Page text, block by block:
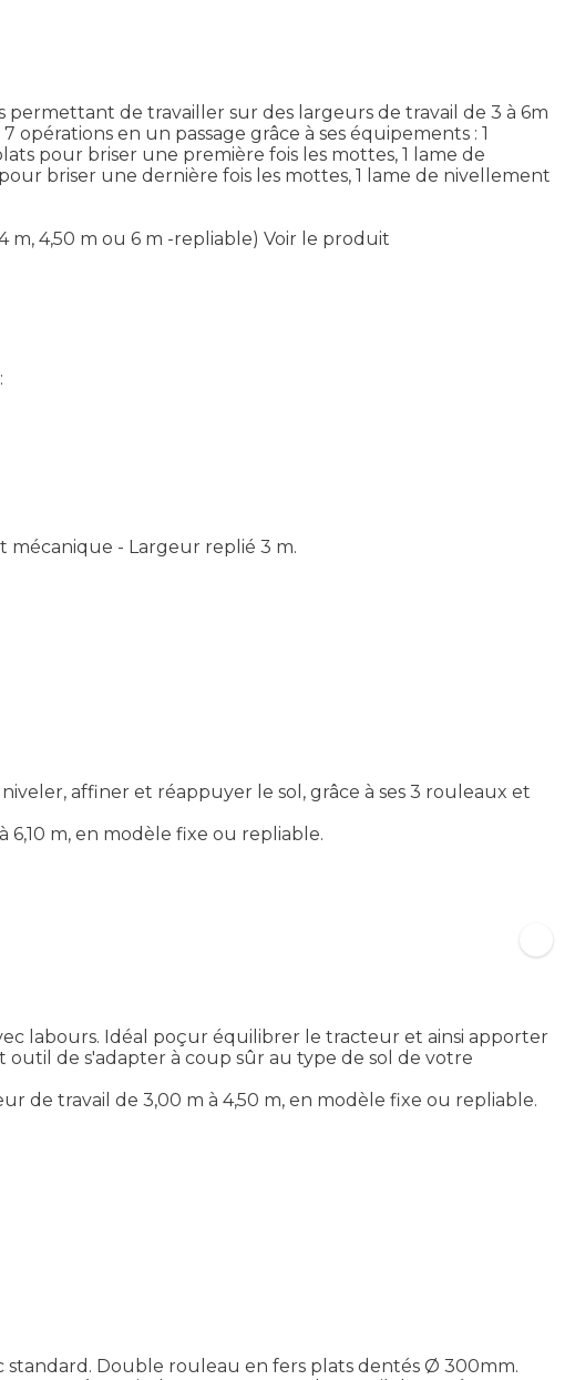
de travailler sur des largeurs de travail de 3 à 6m
en un passage grâce à ses équipements : 1
pour briser une première fois les mottes, 1 lame de
briser une dernière fois les mottes, 1 lame de nivellement
m, 4,50 m ou 6 m -repliable) Voir le produit
- Largeur replié 3 m.
affiner et réappuyer le sol, grâce à ses 3 rouleaux et
m, en modèle fixe ou repliable.
labours. Idéal poçur équilibrer le tracteur et ainsi apporter
de s'adapter à coup sûr au type de sol de votre
de travail de 3,00 m à 4,50 m, en modèle fixe ou repliable.
standard. Double rouleau en fers plats dentés Ø 300mm.